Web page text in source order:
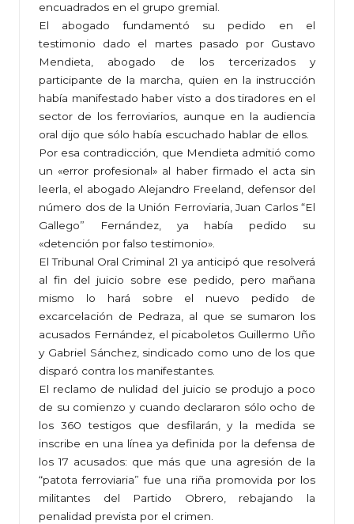
encuadrados en el grupo gremial.
El abogado fundamentó su pedido en el
testimonio dado el martes pasado por Gustavo
Mendieta, abogado de los tercerizados y
participante de la marcha, quien en la instrucción
había manifestado haber visto a dos tiradores en el
sector de los ferroviarios, aunque en la audiencia
oral dijo que sólo había escuchado hablar de ellos.
Por esa contradicción, que Mendieta admitió como
un «error profesional» al haber firmado el acta sin
leerla, el abogado Alejandro Freeland, defensor del
número dos de la Unión Ferroviaria, Juan Carlos “El
Gallego” Fernández, ya había pedido su
«detención por falso testimonio».
El Tribunal Oral Criminal 21 ya anticipó que resolverá
al fin del juicio sobre ese pedido, pero mañana
mismo lo hará sobre el nuevo pedido de
excarcelación de Pedraza, al que se sumaron los
acusados Fernández, el picaboletos Guillermo Uño
y Gabriel Sánchez, sindicado como uno de los que
disparó contra los manifestantes.
El reclamo de nulidad del juicio se produjo a poco
de su comienzo y cuando declararon sólo ocho de
los 360 testigos que desfilarán, y la medida se
inscribe en una línea ya definida por la defensa de
los 17 acusados: que más que una agresión de la
“patota ferroviaria” fue una riña promovida por los
militantes del Partido Obrero, rebajando la
penalidad prevista por el crimen.